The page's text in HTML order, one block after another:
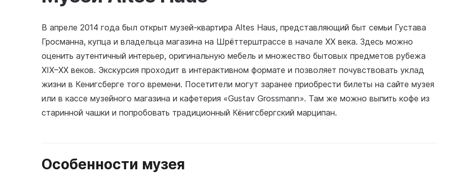
В апреле 2014 года был открыт музей-квартира Altes Haus, представляющий быт семьи Густава
Гросманна, купца и владельца магазина на Шрёттерштрассе в начале ХХ века. Здесь можно
оценить аутентичный интерьер, оригинальную мебель и множество бытовых предметов рубежа
XIX–XX веков. Экскурсия проходит в интерактивном формате и позволяет почувствовать уклад
жизни в Кенигсберге того времени. Посетители могут заранее приобрести билеты на сайте музея
или в кассе музейного магазина и кафетерия «Gustav Grossmann». Там же можно выпить кофе из
старинной чашки и попробовать традиционный Кёнигсбергский марципан.
Особенности музея